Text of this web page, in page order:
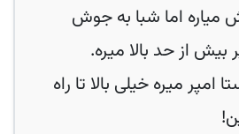
اما شبا به جوش
بیش از حد بالا میره.
امپر میره خیلی بالا تا راه